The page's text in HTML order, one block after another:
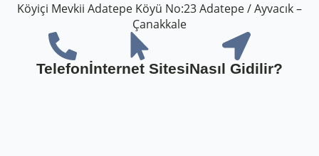
Köyiçi Mevkii Adatepe Köyü No:23 Adatepe / Ayvacık –
Çanakkale
Telefonİnternet SitesiNasıl Gidilir?